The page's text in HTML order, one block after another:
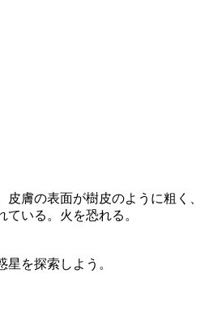
膚の表面が樹皮のように粗く、
いる。火を恐れる。
を探索しよう。